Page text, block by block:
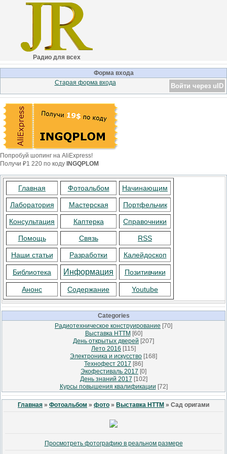
Радио для всех
Форма входа
Войти через uID
Старая форма входа
Попробуй шопинг на AliExpress!
Получи ₽1 220 по коду INGQPLOM
Главная Фотоальбом Начинающим
Лаборатория Мастерская Портфельчик
Консультация Каптерка Справочники
Помощь Связь RSS
Наши статьи Разработки Калейдоскоп
Библиотека Информация Позитивчики
Анонс Содержание Youtube
Categories
Радиотехническое конструирование [70]
Выставка НТТМ [60]
День открытых дверей [207]
Лето 2016 [115]
Электроника и искусство [168]
Технофест 2017 [86]
Экофестиваль 2017 [0]
День знаний 2017 [102]
Курсы повышения квалификации [72]
Главная » Фотоальбом » фото » Выставка НТТМ » Сад оригами
Просмотреть фотографию в реальном размере